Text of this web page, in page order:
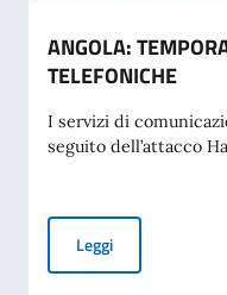
ANGOLA:
TELEFONICHE
I servizi di
seguito dell’attacco
LeggiANGOLA: